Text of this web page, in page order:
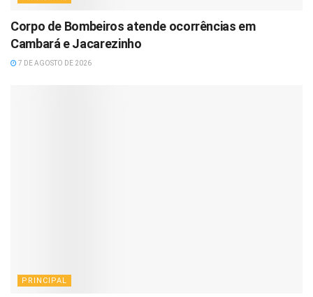
Corpo de Bombeiros atende ocorrências em
Cambará e Jacarezinho
7 DE AGOSTO DE 2026
PRINCIPAL